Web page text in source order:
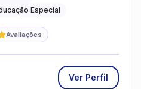
Especial
Avaliações
Ver Perfil